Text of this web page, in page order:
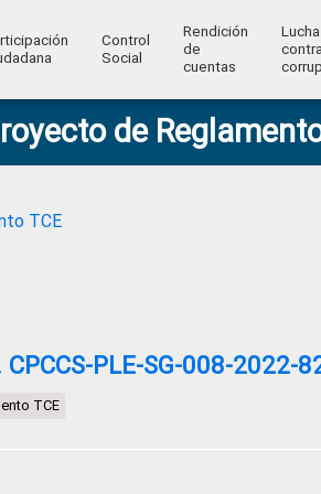
Control
Social
Rendición
de
cuentas
Lucha
de
TCE
CPCCS-PLE-SG-008-2022-
TCE